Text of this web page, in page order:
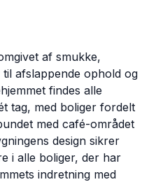
af smukke,
afslappende ophold og
findes alle
tag, med boliger fordelt
med café-området
design sikrer
i alle boliger, der har
indretning med